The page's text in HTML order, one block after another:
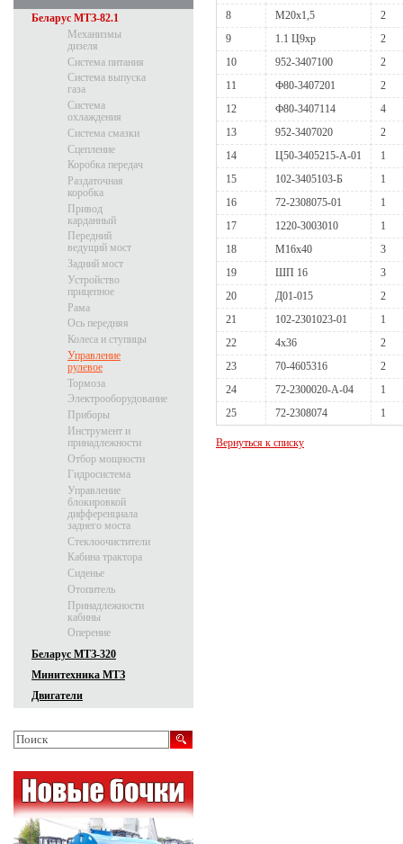
8
М20х1,5
2
9
1.1 Ц9хр
2
10
952-3407100
2
11
Ф80-3407201
2
12
Ф80-3407114
4
13
952-3407020
2
14
Ц50-3405215-А-01
1
15
102-3405103-Б
1
16
72-2308075-01
1
17
1220-3003010
1
18
М16х40
3
19
ШП 16
3
20
Д01-015
2
21
102-2301023-01
1
22
4x36
2
23
70-4605316
2
24
72-2300020-А-04
1
25
72-2308074 1
Вернуться к списку
Беларус МТЗ-82.1
Механизмы
дизеля
Система питания
Система выпуска
газа
Система
охлаждения
Система смазки
Сцепление
Коробка передач
Раздаточная
коробка
Привод
карданный
Передний
ведущий мост
Задний мост
Устройство
прицепное
Рама
Ось передняя
Колеса и ступицы
Управление
рулевое
Тормоза
Электрооборудование
Приборы
Инструмент и
принадлежности
Отбор мощности
Гидросистема
Управление
блокировкой
дифференциала
заднего моста
Стеклоочистители
Кабина трактора
Сиденье
Отопитель
Принадлежности
кабины
Оперение
Беларус МТЗ-320
Минитехника МТЗ
Двигатели